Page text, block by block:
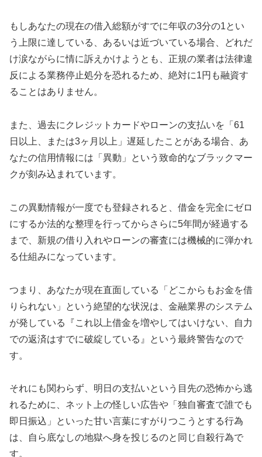
もしあなたの現在の借入総額がすでに年収の3分の1とい
う上限に達している、あるいは近づいている場合、どれだ
け涙ながらに情に訴えかけようとも、正規の業者は法律違
反による業務停止処分を恐れるため、絶対に1円も融資す
ることはありません。
また、過去にクレジットカードやローンの支払いを「61
日以上、または3ヶ月以上」遅延したことがある場合、あ
なたの信用情報には「異動」という致命的なブラックマー
クが刻み込まれています。
この異動情報が一度でも登録されると、借金を完全にゼロ
にするか法的な整理を行ってからさらに5年間が経過する
まで、新規の借り入れやローンの審査には機械的に弾かれ
る仕組みになっています。
つまり、あなたが現在直面している「どこからもお金を借
りられない」という絶望的な状況は、金融業界のシステム
が発している『これ以上借金を増やしてはいけない、自力
での返済はすでに破綻している』という最終警告なので
す。
それにも関わらず、明日の支払いという目先の恐怖から逃
れるために、ネット上の怪しい広告や「独自審査で誰でも
即日振込」といった甘い言葉にすがりつこうとする行為
は、自ら底なしの地獄へ身を投じるのと同じ自殺行為で
す。